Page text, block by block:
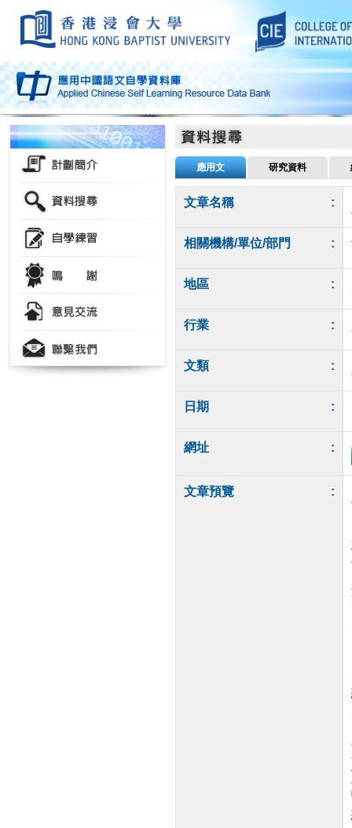
應用文 研究資料
文章名稱 :
相關機構/單位/部門 :
地區 :
行業 :
文類 :
日期 :
網址 :
文章預覽 :